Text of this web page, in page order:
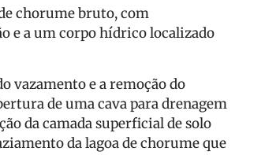
chorume bruto, com
e a um corpo hídrico localizado
vazamento e a remoção do
de uma cava para drenagem
da camada superficial de solo
da lagoa de chorume que